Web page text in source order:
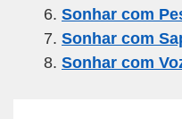
Sonhar com
Sonhar com
Sonhar com